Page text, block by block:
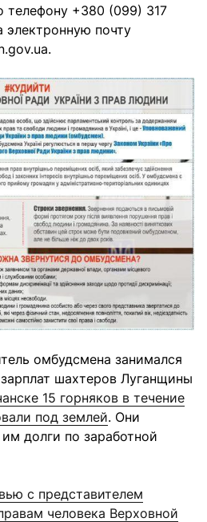
+380 (099) 317
электронную почту
.
омбудсмена занимался
шахтеров Луганщины
15 горняков в течение
под землей. Они
долги по заработной
с представителем
человека Верховной